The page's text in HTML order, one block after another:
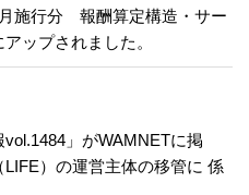
施行分 報酬算定構造・サー
ップされました。
」がWAMNETに掲
）の運営主体の移管に 係